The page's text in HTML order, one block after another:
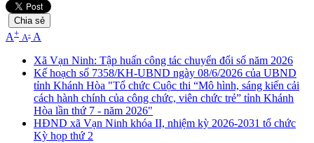
Chia sẻ
A+ A- A
Xã Vạn Ninh: Tập huấn công tác chuyển đổi số năm 2026
Kế hoạch số 7358/KH-UBND ngày 08/6/2026 của UBND
tỉnh Khánh Hòa "Tổ chức Cuộc thi “Mô hình, sáng kiến cải
cách hành chính của công chức, viên chức trẻ” tỉnh Khánh
Hòa lần thứ 7 - năm 2026"
HĐND xã Vạn Ninh khóa II, nhiệm kỳ 2026-2031 tổ chức
Kỳ họp thứ 2